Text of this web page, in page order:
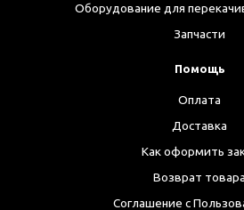
Оборудование для
Запчасти
Помощь
Оплата
Доставка
Как оформить
Возврат товара
Соглашение с